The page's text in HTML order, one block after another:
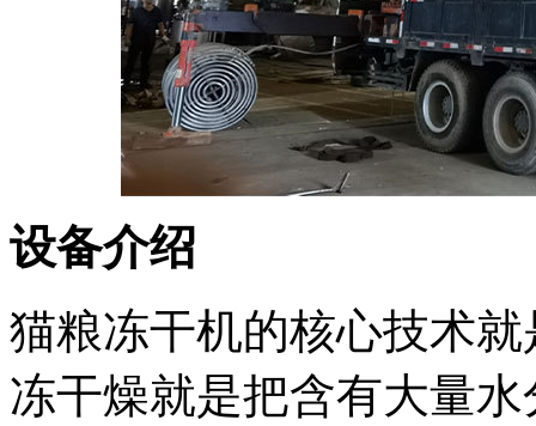
设备介绍
猫粮冻干机的核心技术
冻干燥就是把含有大量